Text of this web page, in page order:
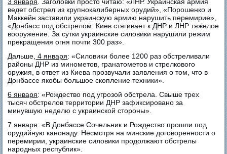
3 января. Заголовки просто читаю: «ЛНР. Украинская армия
ведет обстрел из крупнокалиберных орудий», «Порошенко и
Маккейн заставили украинскую армию нарушить перемирие»,
«Донбасс под обстрелом: Киев стягивает к ДНР и ЛНР тяжелое
вооружение. За сутки украинские силовики нарушили режим
прекращения огня почти 300 раз».
Дальше, 4 января: «Силовики более 1200 раз обстреливали
районы ДНР из минометов, гранатометов и стрелкового
оружия, в ответ из Киева прозвучали заявления о том, что в
Донбассе якобы большое скопление техники».
6 января: «Рождество под угрозой обстрела. Свыше трех
тысяч обстрелов территории ДНР зафиксировано за
минувшую неделю с украинской стороны».
7 января: «В Донбассе Сочельник и Рождество прошли под
орудийную канонаду. Несмотря на минские договоренности о
перемирии, украинские силовики продолжают обстрелы
народных республик».